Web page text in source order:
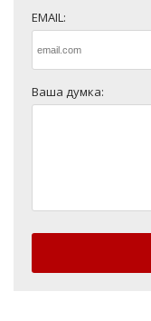
EMAIL:
Ваша думка: